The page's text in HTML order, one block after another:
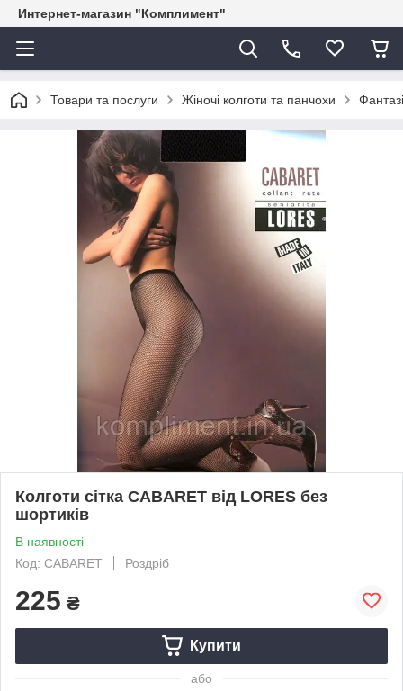
Интернет-магазин "Комплимент"
Товари та послуги Жіночі колготи та панчохи
Колготи сітка CABARET від LORES без
шортиків
В наявності
Код: CABARET
Роздріб
225 ₴
Купити
або